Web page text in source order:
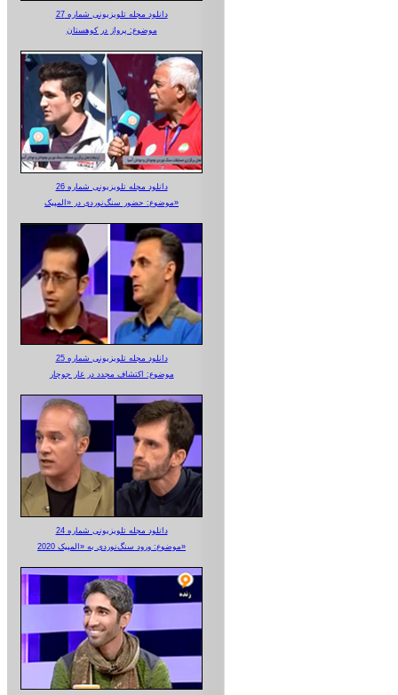
دانلود مجله تلویزیونی شماره 27
موضوع: پرواز در کوهستان
دانلود مجله تلویزیونی شماره 26
موضوع: حضور سنگ‌نوردی در «المپیک»
دانلود مجله تلویزیونی شماره 25
موضوع: اکتشاف مجدد در غار جوجار
دانلود مجله تلویزیونی شماره 24
موضوع: ورود سنگ‌نوردی به «المپیک 2020»